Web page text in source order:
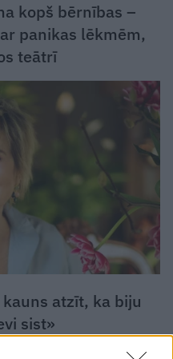
kopš bērnības –
panikas lēkmēm,
teātrī
atzīt, ka biju
sist»